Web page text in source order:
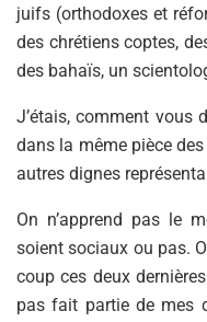
juifs (orthodoxes et
des chrétiens coptes,
des bahaïs, un
J’étais, comment vous
dans la même pièce
autres dignes
On n’apprend pas le
soient sociaux ou pas.
coup ces deux
pas fait partie de mes